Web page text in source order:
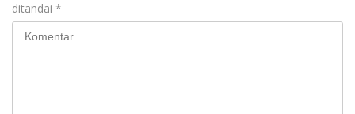
ditandai *